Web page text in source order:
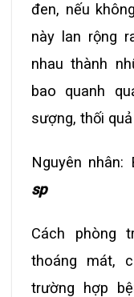
đen, nếu
này lan rộng
nhau thành
bao quanh
sượng, thối
Nguyên nhân:
sp
Cách phòng
thoáng mát,
trường hợp